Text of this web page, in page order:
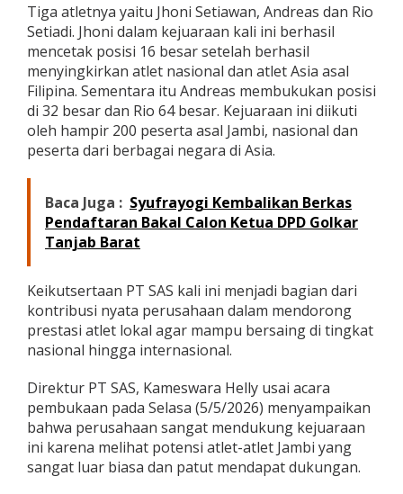
g
k
i
r
k
a
n
F
i
l
i
n
a
D
l
a
m
K
e
u
a
r
a
a
n
Tiga atletnya yaitu Jhoni Setiawan, Andreas dan Rio
Setiadi. Jhoni dalam kejuaraan kali ini berhasil
mencetak posisi 16 besar setelah berhasil
menyingkirkan atlet nasional dan atlet Asia asal
Filipina. Sementara itu Andreas membukukan posisi
di 32 besar dan Rio 64 besar. Kejuaraan ini diikuti
oleh hampir 200 peserta asal Jambi, nasional dan
peserta dari berbagai negara di Asia.
Baca Juga : Syufrayogi Kembalikan Berkas
Pendaftaran Bakal Calon Ketua DPD Golkar
Tanjab Barat
Keikutsertaan PT SAS kali ini menjadi bagian dari
kontribusi nyata perusahaan dalam mendorong
prestasi atlet lokal agar mampu bersaing di tingkat
nasional hingga internasional.
Direktur PT SAS, Kameswara Helly usai acara
pembukaan pada Selasa (5/5/2026) menyampaikan
bahwa perusahaan sangat mendukung kejuaraan
ini karena melihat potensi atlet-atlet Jambi yang
sangat luar biasa dan patut mendapat dukungan.